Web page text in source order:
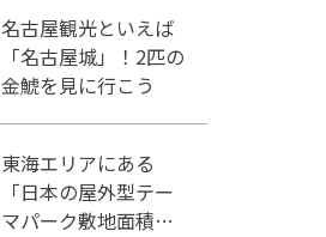
名古屋観光といえば
「名古屋城」！2匹の
金鯱を見に行こう
東海エリアにある
「日本の屋外型テー
マパーク敷地面積ラ